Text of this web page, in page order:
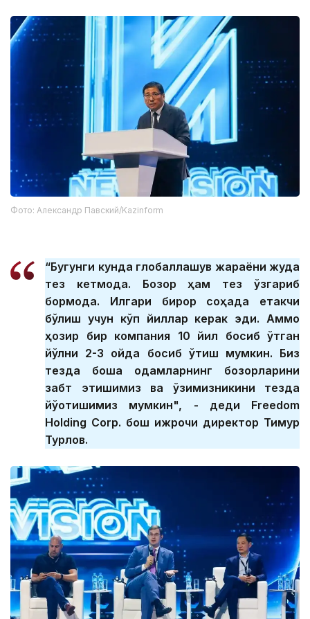
Фото: Александр Павский/Kazinform
“Бугунги кунда глобаллашув жараёни жуда
тез кетмоқда. Бозор ҳам тез ўзгариб
бормоқда. Илгари бирор соҳада етакчи
бўлиш учун кўп йиллар керак эди. Аммо
ҳозир бир компания 10 йил босиб ўтган
йўлни 2-3 ойда босиб ўтиш мумкин. Биз
тезда бошқа одамларнинг бозорларини
забт этишимиз ва ўзимизникини тезда
йўқотишимиз мумкин", - деди Freedom
Holding Corp. бош ижрочи директор Тимур
Турлов.